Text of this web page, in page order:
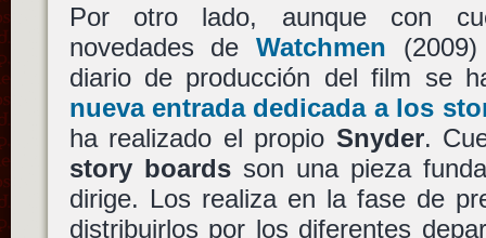
Por otro lado, aunque con
novedades deWatchmen
diario de producción del film se
nueva entrada dedicada a los
ha realizado el propio Snyder.
story boardsson una pieza
dirige. Los realiza en la fase de
distribuirlos por los diferentes